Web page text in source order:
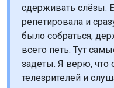
сдерживать слёзы.
репетировала и
было собраться,
всего петь. Тут
задеты. Я верю, что
телезрителей и